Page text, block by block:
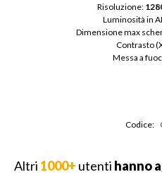
Risoluzione:
Luminosità in
Dimensione max
Contrasto
Messa a
Codice:
Altri 1000+ utenti hanno